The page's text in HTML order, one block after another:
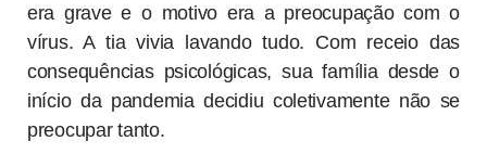
era grave e o motivo era a preocupação com o
vírus. A tia vivia lavando tudo. Com receio das
consequências psicológicas, sua família desde o
início da pandemia decidiu coletivamente não se
preocupar tanto.